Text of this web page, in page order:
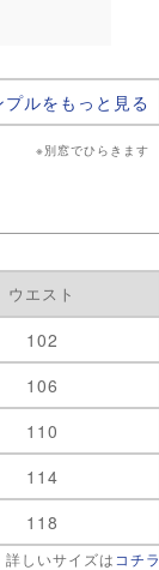
ルをもっと見る
※別窓でひらきます
ウエスト
102
106
110
114
118
しいサイズは コチラ